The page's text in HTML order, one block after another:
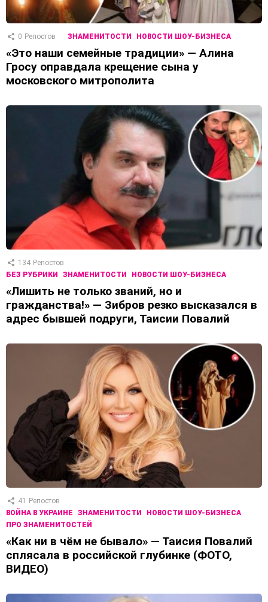
0 Репостов ЗНАМЕНИТОСТИ НОВОСТИ ШОУ-БИЗНЕСА
«Это наши семейные традиции» — Алина
Гросу оправдала крещение сына у
московского митрополита
134 Репостов
БЕЗ РУБРИКИ
ЗНАМЕНИТОСТИ НОВОСТИ ШОУ-БИЗНЕСА
«Лишить не только званий, но и
гражданства!» — Зибров резко высказался в
адрес бывшей подруги, Таисии Повалий
41
Репостов
ВОЙНА В УКРАИНЕ
ЗНАМЕНИТОСТИ
НОВОСТИ ШОУ-БИЗНЕСА
ПРО ЗНАМЕНИТОСТЕЙ
«Как ни в чём не бывало» — Таисия Повалий
сплясала в российской глубинке (ФОТО,
ВИДЕО)